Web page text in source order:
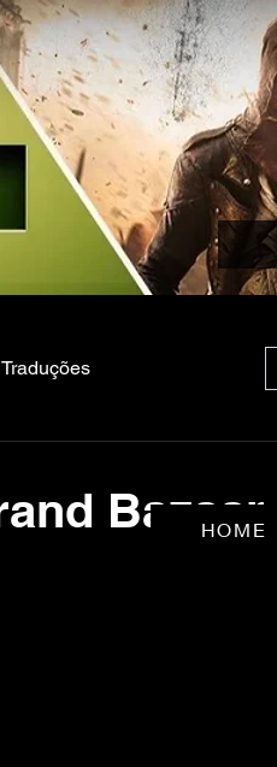
Traduções
Bazaar-
HOME